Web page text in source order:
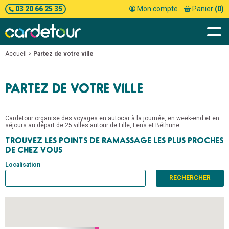
03 20 66 25 35 Mon compte Panier (0)
Accueil > Partez de votre ville
PARTEZ DE VOTRE VILLE
Cardetour organise des voyages en autocar à la journée, en week-end et en
séjours au départ de 25 villes autour de Lille, Lens et Béthune.
TROUVEZ LES POINTS DE RAMASSAGE LES PLUS PROCHES
DE CHEZ VOUS
Localisation